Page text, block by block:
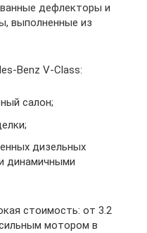
дефлекторы и
выполненные из
Benz V-Class:
салон;
дизельных
динамичными
стоимость: от 3.2
мотором в